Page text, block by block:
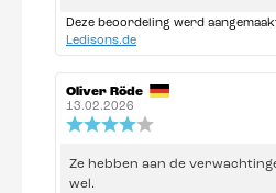
Deze beoordeling werd
Ledisons.de
Auteur
van
deze
Oliver Röde
13.02.2026
uit
Beoordelingstekst:
Ze hebben aan de
wel.